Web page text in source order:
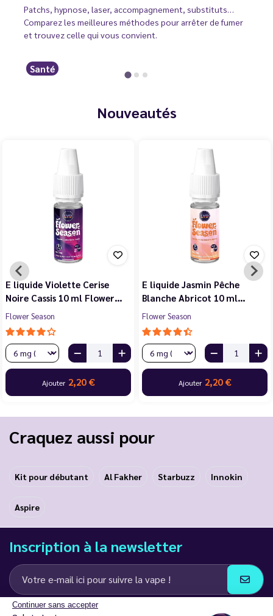
Continuer sans accepter
Patchs, hypnose, laser, accompagnement, substituts…
Comparez les meilleures méthodes pour arrêter de fumer
et trouvez celle qui vous convient.
Santé
Nouveautés
E liquide Violette Cerise
Noire Cassis 10 ml Flower…
Flower Season
Ajouter 2,20 €
E liquide Jasmin Pêche
Blanche Abricot 10 ml…
Flower Season
Ajouter 2,20 €
Craquez aussi pour
Kit pour débutant Al Fakher Starbuzz Innokin
Aspire
Inscription à la newsletter
J’accepte de recevoir des communications e-mail et SMS de la part de